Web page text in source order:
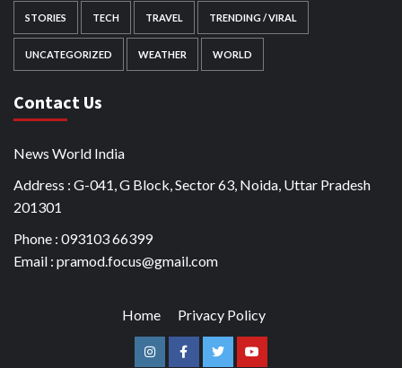
STORIES TECH TRAVEL TRENDING / VIRAL
UNCATEGORIZED WEATHER WORLD
Contact Us
News World India
Address : G-041, G Block, Sector 63, Noida, Uttar Pradesh
201301
Phone : 093103 66399
Email : pramod.focus@gmail.com
Home Privacy Policy